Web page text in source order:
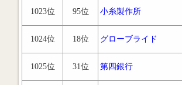
1023位 95位 小糸製作所
1024位 18位 グローブライド
1025位 31位 第四銀行